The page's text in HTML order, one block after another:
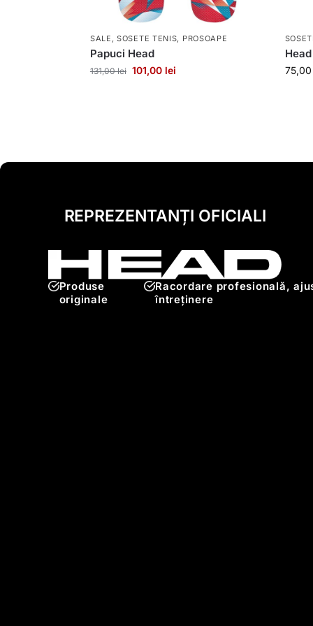
SALE ,SOSETE TENIS, PROSOAPE
Papuci Head
131,00lei 101,00 lei
REPREZENTANȚI OFICIALI
Produse
originale
Racordare profesională,
întreținere